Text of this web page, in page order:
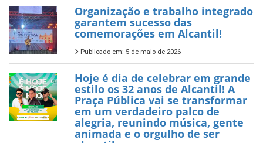
Organização e trabalho integrado
garantem sucesso das
comemorações em Alcantil!
Publicado em: 5 de maio de 2026
Hoje é dia de celebrar em grande
estilo os 32 anos de Alcantil! A
Praça Pública vai se transformar
em um verdadeiro palco de
alegria, reunindo música, gente
animada e o orgulho de ser